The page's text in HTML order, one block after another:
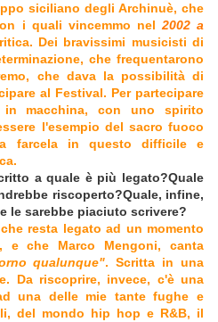
siciliano degli Archinuè, che
i quali vincemmo nel 2002 a
Dei bravissimi musicisti di
che frequentarono
che dava la possibilità di
al Festival. Per partecipare
in macchina, con uno spirito
l'esempio del sacro fuoco
a farcela in questo difficile e
a quale è più legato?Quale
riscoperto?Quale, infine,
le sarebbe piaciuto scrivere?
resta legato ad un momento
e che Marco Mengoni, canta
qualunque". Scritta in una
Da riscoprire, invece, c'è una
una delle mie tante fughe e
del mondo hip hop e R&B, il